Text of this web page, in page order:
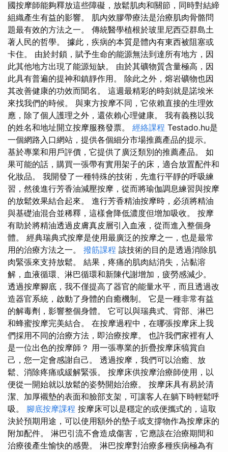
國按摩師能夠釋放這些障礙，放鬆肌肉和關節，同時對結締
組織產生有益的影響。 肌內效膠帶療法是治療肌肉骨骼問
題最有效的方法之一。 傳統醫學植根於玻里尼西亞群島土
著人民的哲學。 據此，疾病的本質是體內有東西被阻塞或
卡住。 由於封鎖，賦予生命的能源無法到達所有地方，因
此其他地方出現了能源短缺。 由於其礦物質含量極高，因
此具有普遍的提神和鎮靜作用。 除此之外，熔岩礦物也因
其改善健康的功效而聞名。 這週最精彩的時刻就是諾埃米
來找我們的時候。 與東方按摩不同，它依賴直接的生理效
應，除了個人護理之外，還依賴心理健康。 我有義務以我
的姓名和地址開立按摩服務發票。 經絡課程 Testado.hu是
一個網路入口網站，提供各個細分市場推薦產品的提示。
基於專業和用戶評價，它提供了廣泛類別的推薦產品。 如
果可能的話，購買一張帶有實用架子的床，適合放置配件和
化妝品。 我開發了一種特殊的技術，先進行平靜的呼吸練
習，然後進行芳香油減壓按摩，從而將瑜伽調息練習與按摩
的放鬆效果結合起來。 進行芳香精油按摩時，必須將精油
與基礎油混合並稀釋，這樣會降低濃度但增加吸收。 按摩
有助於將精油透過皮膚真皮層引入血液，從而進入整個身
體。 經典瑞典式按摩是使用最廣泛的按摩之一，也是最常
用的治療方法之一。 撥筋課程 該技術的目的是透過消除肌
肉緊張來支持放鬆。 結果，疼痛的肌肉結消失，沾黏溶
解，血液循環、淋巴循環和新陳代謝增加，疲勞感減少。
透過按摩腳底，我不僅提高了器官的能量水平，而且透過改
造器官系統，啟動了身體的自癒機制。 它是一種非常有益
的解毒劑，影響整個身體。 它可以與瑞典式、背部、淋巴
和蜂蜜按摩完美結合。 在按摩過程中，在哪張按摩床上我
們採用不同的治療方法，即治療按摩。 也許我們家裡有人
是一位出色的按摩師？ 用一張專業的折疊按摩床犒賞自
己，您一定會感謝自己。 透過按摩，我們可以治癒、放
鬆、消除疼痛或緩解緊張。 按摩床供按摩治療師使用，以
便從一開始就以放鬆的姿勢開始治療。 按摩床具有易於清
潔、加厚襯墊的表面和臉部支架，可讓客人在躺下時輕鬆呼
吸。 腳底按摩課程 按摩床可以是穩定的或便攜式的，這取
決於預期用途，可以使用額外的墊子或支撐物作為按摩床的
附加配件。 淋巴引流不會造成傷害，它應該在治療期​​間和
治療後產生愉快的感覺。 淋巴按摩對治療多種疾病極為有